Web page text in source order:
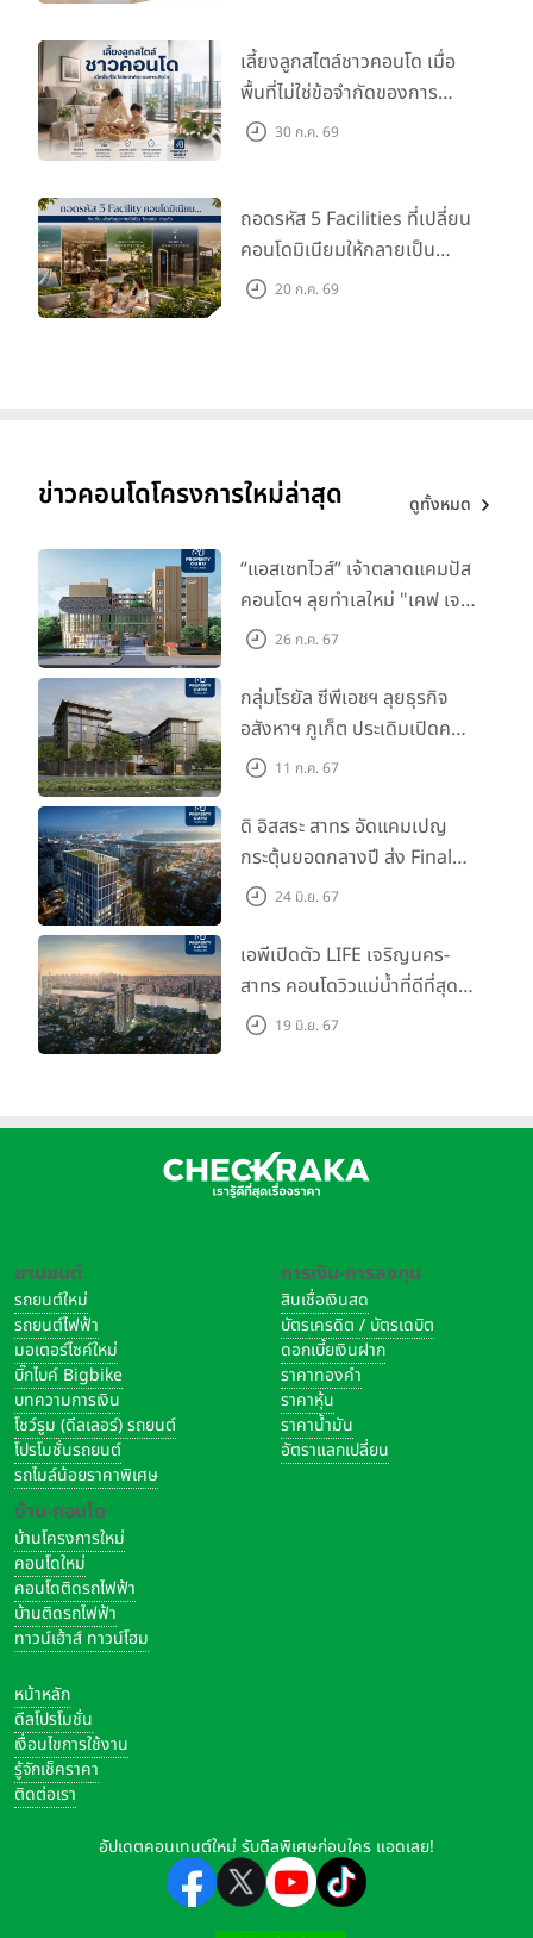
เลี้ยงลูกสไตล์ชาวคอนโด เมื่อ
พื้นที่ไม่ใช่ข้อจำกัดของการ
เติบโต30 ก.ค. 69
ถอดรหัส 5 Facilities ที่เปลี่ยน
คอนโดมิเนียมให้กลายเป็น
‘โอเอซิส’ ส่วนตัวกลางเมือง
20 ก.ค. 69
ข่าวคอนโดโครงการใหม่ล่าสุด ดูทั้งหมด
“แอสเซทไวส์” เจ้าตลาดแคมปัส
คอนโดฯ ลุยทำเลใหม่ "เคฟ เจ
เนซิส นครปฐม" จับมือพาร์ท
26 ก.ค. 67
กลุ่มโรยัล ซีพีเอชฯ ลุยธุรกิจ
อสังหาฯ ภูเก็ต ประเดิมเปิดคอน
โดฯ "เลค อเวนิว ภูเก็ต" พรีเซล
11 ก.ค. 67
ดิ อิสสระ สาทร อัดแคมเปญ
กระตุ้นยอดกลางปี ส่ง Final
Call ห้องหลุดดาวน์ หั่นราคา
24 มิ.ย. 67
เอพีเปิดตัว LIFE เจริญนคร-
สาทร คอนโดวิวแม่น้ำที่ดีที่สุด
กับชีวิตที่เหนือกว่าในทุกมิติ
19 มิ.ย. 67
ยานยนต์
รถยนต์ใหม่
รถยนต์ไฟฟ้า
มอเตอร์ไซค์ใหม่
บิ๊กไบค์ Bigbike
บทความการเงิน
โชว์รูม (ดีลเลอร์) รถยนต์
โปรโมชั่นรถยนต์
รถไมล์น้อยราคาพิเศษ
บ้าน-คอนโด
บ้านโครงการใหม่
คอนโดใหม่
คอนโดติดรถไฟฟ้า
บ้านติดรถไฟฟ้า
ทาวน์เฮ้าส์ ทาวน์โฮม
การเงิน-การลงทุน
สินเชื่อเงินสด
บัตรเครดิต / บัตรเดบิต
ดอกเบี้ยเงินฝาก
ราคาทองคำ
ราคาหุ้น
ราคาน้ำมัน
อัตราแลกเปลี่ยน
หน้าหลัก
ดีลโปรโมชั่น
เงื่อนไขการใช้งาน
รู้จักเช็คราคา
ติดต่อเรา
อัปเดตคอนเทนต์ใหม่ รับดีลพิเศษก่อนใคร แอดเลย!